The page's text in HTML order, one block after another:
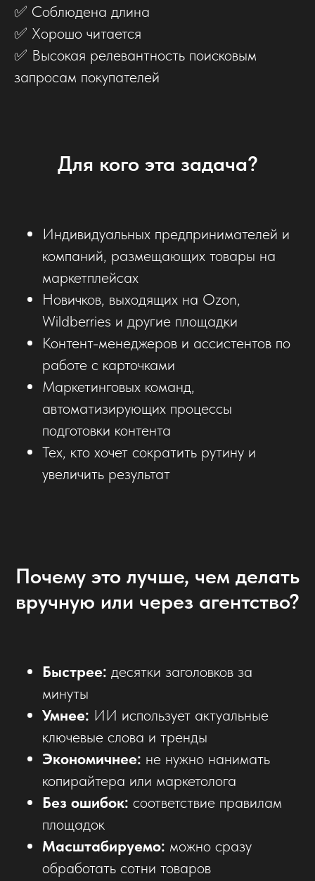
✅ Соблюдена длина
✅ Хорошо читается
✅ Высокая релевантность поисковым
запросам покупателей
Для кого эта задача?
Индивидуальных предпринимателей и
компаний, размещающих товары на
маркетплейсах
Новичков, выходящих на Ozon,
Wildberries и другие площадки
Контент-менеджеров и ассистентов по
работе с карточками
Маркетинговых команд,
автоматизирующих процессы
подготовки контента
Тех, кто хочет сократить рутину и
увеличить результат
Почему это лучше, чем делать
вручную или через агентство?
Быстрее: десятки заголовков за
минуты
Умнее: ИИ использует актуальные
ключевые слова и тренды
Экономичнее: не нужно нанимать
копирайтера или маркетолога
Без ошибок: соответствие правилам
площадок
Масштабируемо: можно сразу
обработать сотни товаров